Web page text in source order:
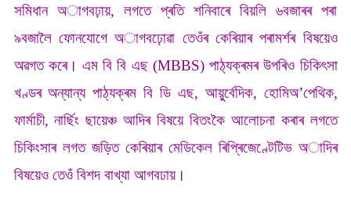
সমিধান অাগবঢ়ায়, লগতে প্ৰতি শনিবাৰে বিয়লি ৬বজাৰৰ পৰা
৯বজালৈ ফোনযোগে অাগবঢ়োৱা তেওঁৰ কেৰিয়াৰ পৰামৰ্শৰ বিষয়েও
অৱগত কৰে। এম বি বি এছ (MBBS) পাঠ্যক্ৰমৰ উপৰিও চিকিৎসা
খণ্ডৰ অন্যান্য পাঠ্যক্ৰম বি ডি এছ, আয়ু্ৰ্বেদিক, হোমিঅ’পেথিক,
ফাৰ্মাচী, নাৰ্ছিং ছায়েঞ্চ আদিৰ বিষয়ে বিতংকৈ আলোচনা কৰাৰ লগতে
চিকিংসাৰ লগত জড়িত কেৰিয়াৰ মেডিকেল ৰিপ্ৰিজেণ্টেটিভ অাদিৰ
বিষয়েও তেওঁ বিশদ বাখ্যা আগবঢায়।